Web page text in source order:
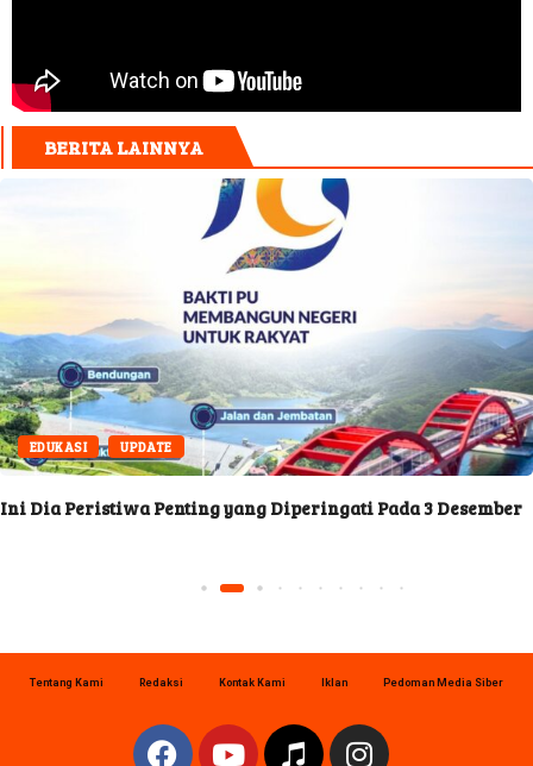
BERITA LAINNYA
EDUKASI UPDATE
Ini Dia Peristiwa Penting yang Diperingati Pada 3 Desember
Tentang Kami Redaksi Kontak Kami Iklan Pedoman Media Siber